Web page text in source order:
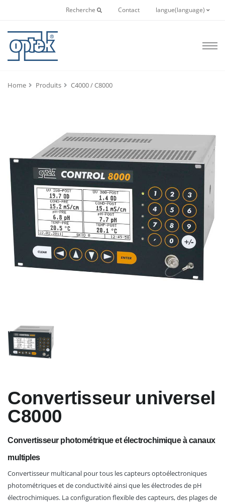
Recherche Contact langue(language)
Home Produits C4000 / C8000
Convertisseur universel
C8000
Convertisseur photométrique et électrochimique à canaux
multiples
Convertisseur multicanal pour tous les capteurs optoélectroniques
photométriques et de conductivité ainsi que les électrodes de pH
électrochimiques. La configuration flexible des capteurs, des plages de